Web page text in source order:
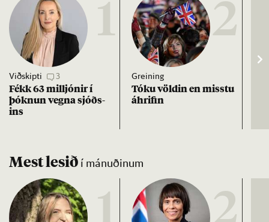
1
Viðskipti 3
Fékk 63 millj­ón­ir í
þókn­un vegna sjóðs­
ins
2
Greining
Tóku völd­in en misstu
áhrif­in
Mest lesið í mánuðinum
1 2